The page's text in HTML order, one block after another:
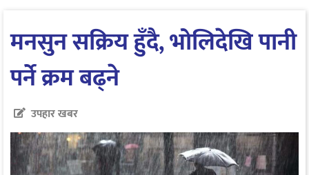
मनसुन सक्रिय हुँदै, भोलिदेखि पानी
पर्ने क्रम बढ्ने
उपहार खबर